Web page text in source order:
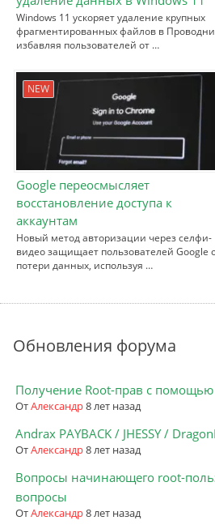
Windows 11 ускоряет удаление крупных
фрагментированных файлов в
избавляя пользователей от …
NEW
Google переосмысляет
восстановление доступа к
аккаунтам
Новый метод авторизации через селфи-
видео защищает пользователей Google
потери данных, используя …
Обновления форума
Получение Root-прав с
ОтАлександр8 лет назад
Andrax PAYBACK / JHESSY /
ОтАлександр8 лет назад
Вопросы начинающего root-
вопросы
ОтАлександр8 лет назад